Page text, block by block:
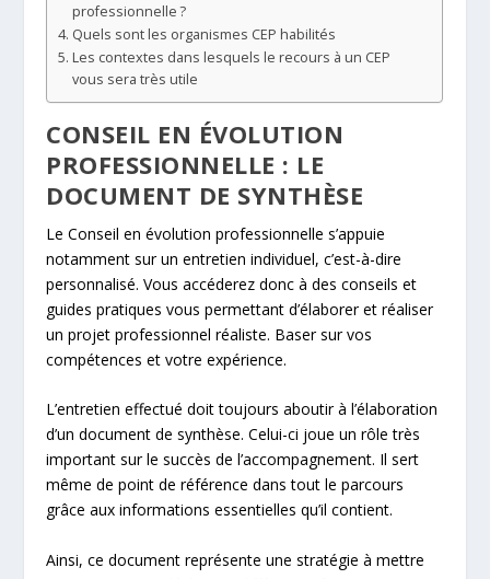
professionnelle ?
Quels sont les organismes CEP habilités
Les contextes dans lesquels le recours à un CEP
vous sera très utile
CONSEIL EN ÉVOLUTION
PROFESSIONNELLE : LE
DOCUMENT DE SYNTHÈSE
Le Conseil en évolution professionnelle s’appuie
notamment sur un entretien individuel, c’est-à-dire
personnalisé. Vous accéderez donc à des conseils et
guides pratiques vous permettant d’élaborer et réaliser
un projet professionnel réaliste. Baser sur vos
compétences et votre expérience.
L’entretien effectué doit toujours aboutir à l’élaboration
d’un document de synthèse. Celui-ci joue un rôle très
important sur le succès de l’accompagnement. Il sert
même de point de référence dans tout le parcours
grâce aux informations essentielles qu’il contient.
Ainsi, ce document représente une stratégie à mettre